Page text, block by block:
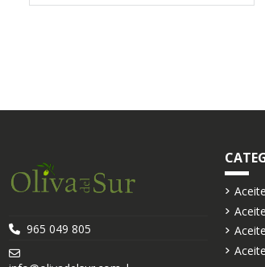
965 049 805